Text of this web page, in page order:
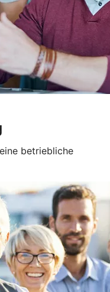
betriebliche